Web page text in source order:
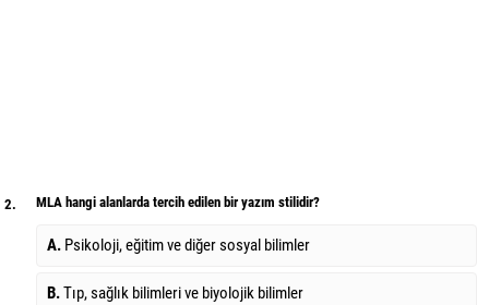
2. MLA hangi alanlarda tercih edilen bir yazım stilidir?
A. Psikoloji, eğitim ve diğer sosyal bilimler
B.Tıp, sağlık bilimleri ve biyolojik bilimler